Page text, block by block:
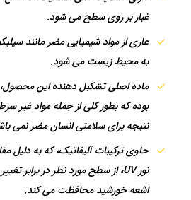
غبار بر روی سطح می شود.
عاری از مواد شیمیایی مضر مانند
به محیط زیست می شود.
ماده اصلی تشکیل دهنده این محصول،
بوده که بطور کلی از جمله مواد غیر
نتیجه برای سلامتی انسان مضر نمی
حاوی ترکیبات آلیفاتیک، که به دلیل
نور UV
،از سطح مورد نظر در برابر
اشعه خورشید محافظت می کند.